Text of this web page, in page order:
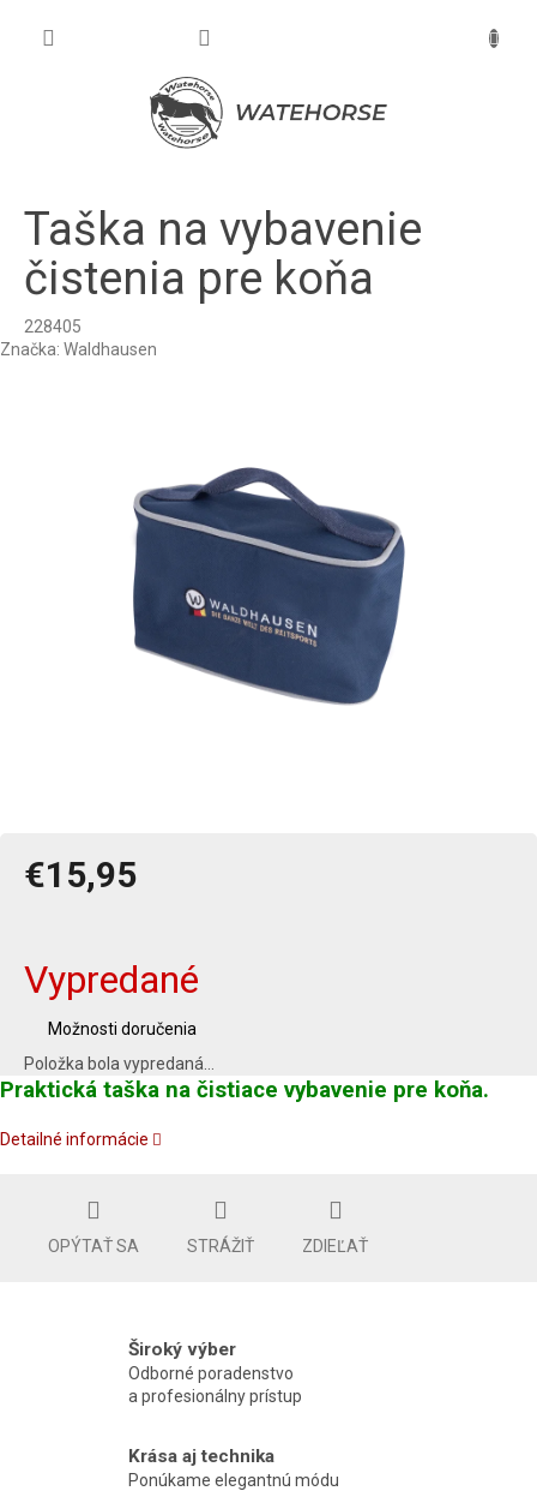
Taška na vybavenie
čistenia pre koňa
228405
Značka: Waldhausen
€15,95
Vypredané
Možnosti doručenia
Položka bola vypredaná…
Praktická taška na čistiace vybavenie pre koňa.
Detailné informácie
OPÝTAŤ SA STRÁŽIŤ ZDIEĽAŤ
Široký výber
Odborné poradenstvo
a profesionálny prístup
Krása aj technika
Ponúkame elegantnú módu